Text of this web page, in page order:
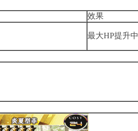
效果
最大HP提升中